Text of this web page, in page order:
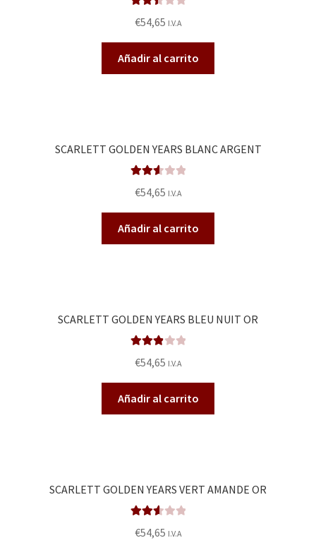
do en
2.53
de 5
€54,65 I.V.A
Añadir al carrito
SCARLETT GOLDEN YEARS BLANC ARGENT
do en
2.66
de 5
€54,65 I.V.A
Añadir al carrito
SCARLETT GOLDEN YEARS BLEU NUIT OR
o en
2.93de
5
€54,65 I.V.A
Añadir al carrito
SCARLETT GOLDEN YEARS VERT AMANDE OR
do en
€54,65 I.V.A